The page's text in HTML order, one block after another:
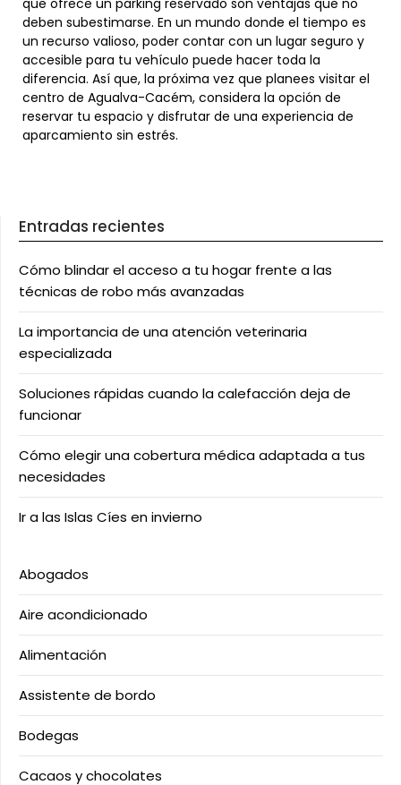
que ofrece un parking reservado son ventajas que no
deben subestimarse. En un mundo donde el tiempo es
un recurso valioso, poder contar con un lugar seguro y
accesible para tu vehículo puede hacer toda la
diferencia. Así que, la próxima vez que planees visitar el
centro de Agualva-Cacém, considera la opción de
reservar tu espacio y disfrutar de una experiencia de
aparcamiento sin estrés.
Entradas recientes
Cómo blindar el acceso a tu hogar frente a las
técnicas de robo más avanzadas
La importancia de una atención veterinaria
especializada
Soluciones rápidas cuando la calefacción deja de
funcionar
Cómo elegir una cobertura médica adaptada a tus
necesidades
Ir a las Islas Cíes en invierno
Abogados
Aire acondicionado
Alimentación
Assistente de bordo
Bodegas
Cacaos y chocolates